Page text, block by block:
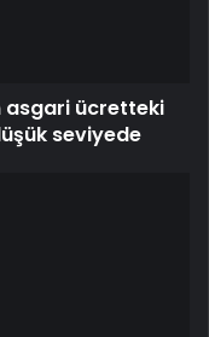
asgari ücretteki
seviyede